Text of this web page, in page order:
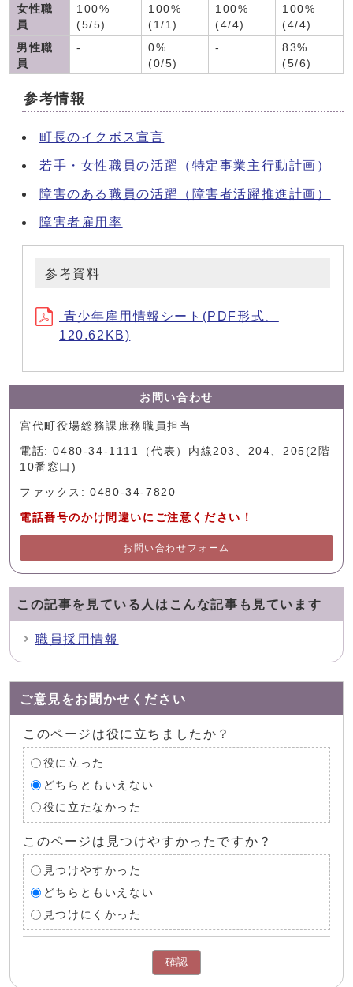
女性職
員
100%
(5/5)
100%
(1/1)
100%
(4/4)
100%
(4/4)
男性職
員
-
0%
(0/5)
-
83%
(5/6)
参考情報
町長のイクボス宣言
若手・女性職員の活躍（特定事業主行動計画）
障害のある職員の活躍（障害者活躍推進計画）
障害者雇用率
参考資料
青少年雇用情報シート(PDF形式、
120.62KB)
お問い合わせ
宮代町役場総務課庶務職員担当
電話: 0480-34-1111（代表）内線203、204、205(2階
10番窓口)
ファックス: 0480-34-7820
電話番号のかけ間違いにご注意ください！
お問い合わせフォーム
この記事を見ている人はこんな記事も見ています
職員採用情報
ご意見をお聞かせください
このページは役に立ちましたか？
役に立った
どちらともいえない
役に立たなかった
このページは見つけやすかったですか？
見つけやすかった
どちらともいえない
見つけにくかった
確認